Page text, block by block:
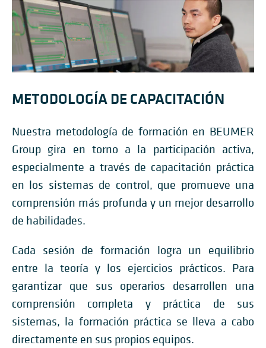
METODOLOGÍA DE CAPACITACIÓN
Nuestra metodología de formación en BEUMER
Group gira en torno a la participación activa,
especialmente a través de capacitación práctica
en los sistemas de control, que promueve una
comprensión más profunda y un mejor desarrollo
de habilidades.
Cada sesión de formación logra un equilibrio
entre la teoría y los ejercicios prácticos. Para
garantizar que sus operarios desarrollen una
comprensión completa y práctica de sus
sistemas, la formación práctica se lleva a cabo
directamente en sus propios equipos.